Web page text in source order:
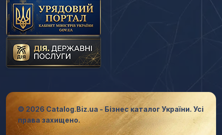
© 2026 Catalog.Biz.ua - Бізнес каталог України. Усі
права захищено.